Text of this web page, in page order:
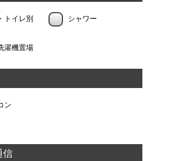
トイレ別 シャワー
濯機置場
ン
信